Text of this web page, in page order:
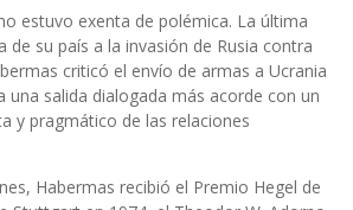
estuvo exenta de polémica. La última
de su país a la invasión de Rusia contra
criticó el envío de armas a Ucrania
salida dialogada más acorde con un
y pragmático de las relaciones
Habermas recibió el Premio Hegel de